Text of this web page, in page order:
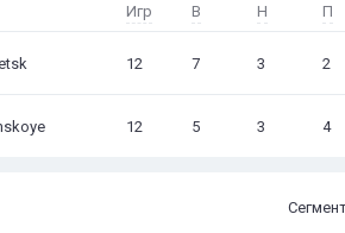
Игр В Н П
12 7 3 2
12 5 3 4